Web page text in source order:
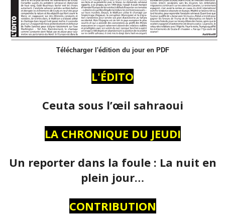
Télécharger l'édition du jour en PDF
L'ÉDITO
Ceuta sous l’œil sahraoui
LA CHRONIQUE DU JEUDI
Un reporter dans la foule : La nuit en
plein jour…
CONTRIBUTION